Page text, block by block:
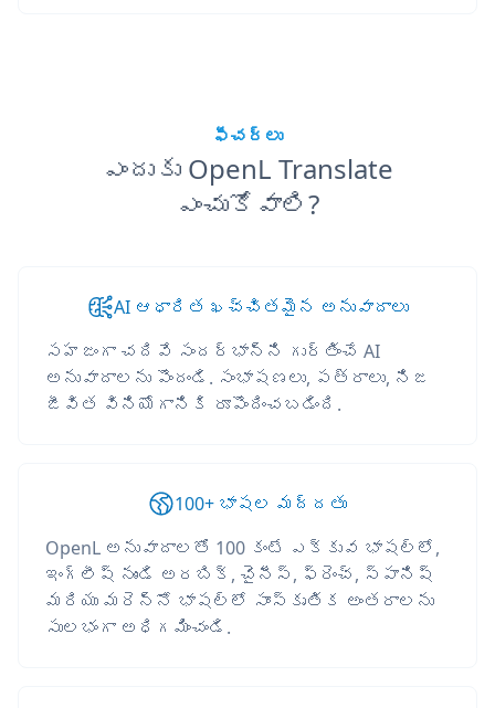
ఫీచర్లు
ఎందుకు OpenL Translate
ఎంచుకోవాలి?
AI ఆధారిత ఖచ్చితమైన అనువాదాలు
సహజంగా చదివే సందర్భాన్ని గుర్తించే AI
అనువాదాలను పొందండి. సంభాషణలు, పత్రాలు, నిజ
జీవిత వినియోగానికి రూపొందించబడింది.
100+ భాషల మద్దతు
OpenL అనువాదాలతో 100 కంటే ఎక్కువ భాషల్లో,
ఇంగ్లీష్ నుండి అరబిక్, చైనీస్, ఫ్రెంచ్, స్పానిష్
మరియు మరెన్నో భాషల్లో సాంస్కృతిక అంతరాలను
సులభంగా అధిగమించండి.